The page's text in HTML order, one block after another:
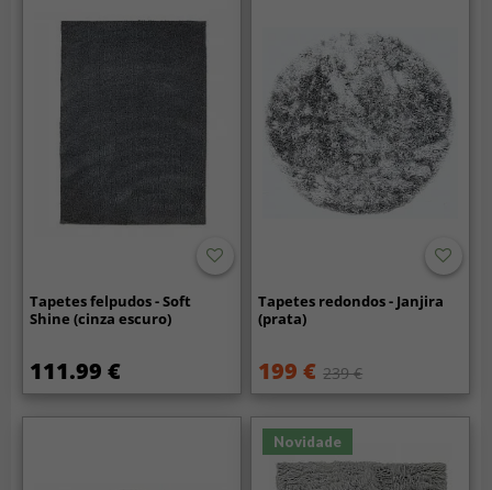
Tapetes felpudos - Soft
Shine (cinza escuro)
111.99 €
Tapetes redondos - Janjira
(prata)
199 € 239 €
Novidade